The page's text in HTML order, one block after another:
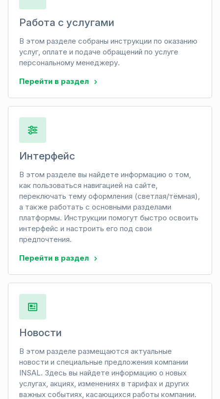
Работа с услугами
В этом разделе собраны инструкции по оказанию
услуг, оплате и подаче обращений по услуге
персональному менеджеру.
Перейти в раздел
Интерфейс
В этом разделе вы найдете информацию о том,
как пользоваться навигацией на сайте,
переключать тему оформления (светлая/тёмная),
а также работать с основными разделами
платформы. Инструкции помогут быстро освоить
интерфейс и настроить его под свои
предпочтения.
Перейти в раздел
Новости
В этом разделе размещаются актуальные
новости и специальные предложения компании
INSAL. Здесь вы найдете информацию о новых
услугах, акциях, изменениях в тарифах и других
важных событиях, касающихся работы компании.